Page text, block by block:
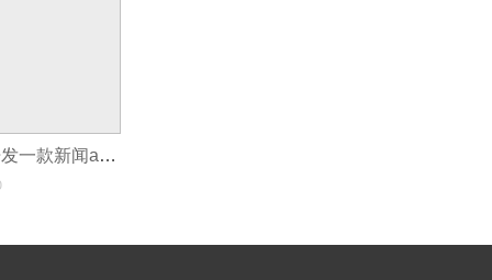
APP软件外包 开发一款新闻app就必须要经历什么流程